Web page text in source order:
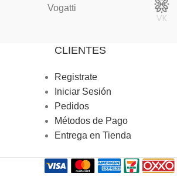
Vogatti
CLIENTES
Registrate
Iniciar Sesión
Pedidos
Métodos de Pago
Entrega en Tienda